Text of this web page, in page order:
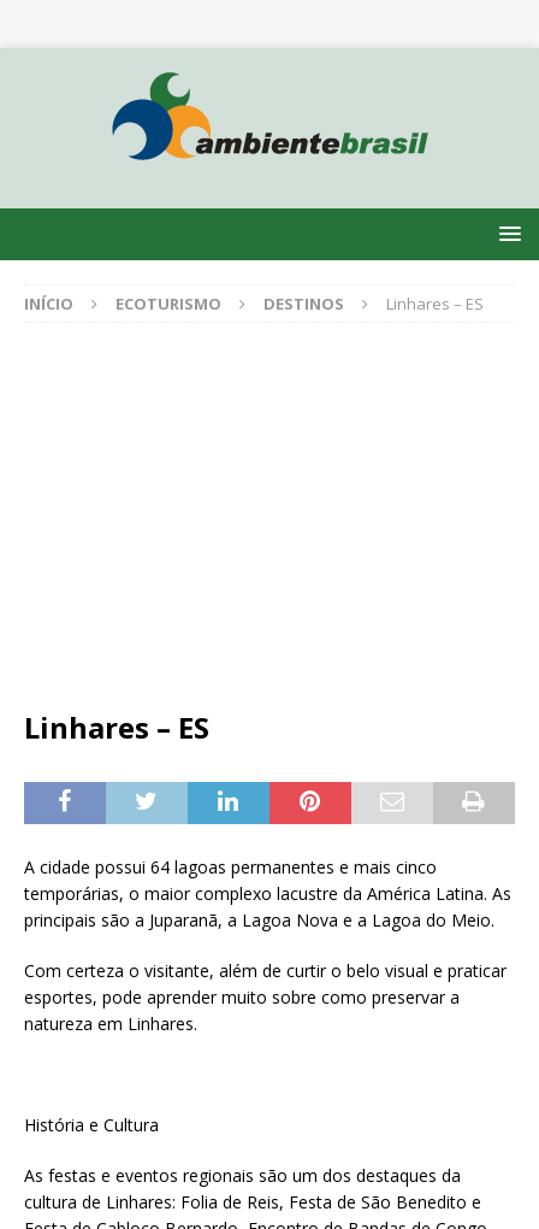
INÍCIO ECOTURISMO DESTINOS Linhares – ES
Linhares – ES
A cidade possui 64 lagoas permanentes e mais cinco
temporárias, o maior complexo lacustre da América Latina. As
principais são a Juparanã, a Lagoa Nova e a Lagoa do Meio.
Com certeza o visitante, além de curtir o belo visual e praticar
esportes, pode aprender muito sobre como preservar a
natureza em Linhares.
História e Cultura
As festas e eventos regionais são um dos destaques da
cultura de Linhares: Folia de Reis, Festa de São Benedito e